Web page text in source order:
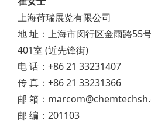
上海荷瑞展览有限公司
地 址：上海市闵行区金雨路55
401室 (近先锋街)
电 话：+86 21 33231407
传 真：+86 21 33231366
邮 箱：
邮 编：201103